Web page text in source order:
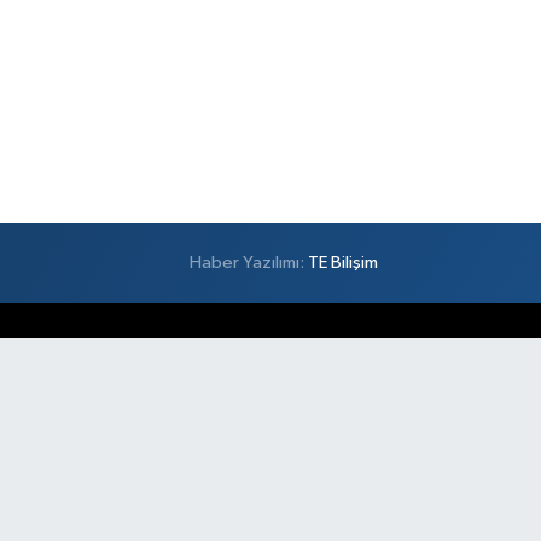
Haber Yazılımı: TE Bilişim